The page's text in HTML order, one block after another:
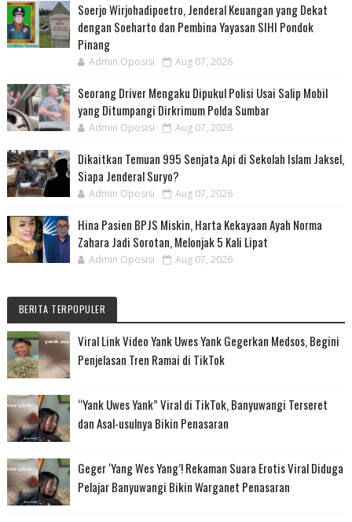
Soerjo Wirjohadipoetro, Jenderal Keuangan yang Dekat
dengan Soeharto dan Pembina Yayasan SIHI Pondok
Pinang
Admin Oposisi Aug 07, 2026
Seorang Driver Mengaku Dipukul Polisi Usai Salip Mobil
yang Ditumpangi Dirkrimum Polda Sumbar
Admin Oposisi Aug 07, 2026
Dikaitkan Temuan 995 Senjata Api di Sekolah Islam Jaksel,
Siapa Jenderal Suryo?
Admin Oposisi Aug 07, 2026
Hina Pasien BPJS Miskin, Harta Kekayaan Ayah Norma
Zahara Jadi Sorotan, Melonjak 5 Kali Lipat
Admin Oposisi Aug 07, 2026
BERITA TERPOPULER
Viral Link Video Yank Uwes Yank Gegerkan Medsos, Begini
Penjelasan Tren Ramai di TikTok
“Yank Uwes Yank” Viral di TikTok, Banyuwangi Terseret
dan Asal-usulnya Bikin Penasaran
Geger ‘Yang Wes Yang’! Rekaman Suara Erotis Viral Diduga
Pelajar Banyuwangi Bikin Warganet Penasaran